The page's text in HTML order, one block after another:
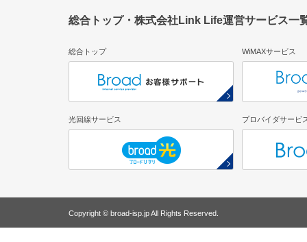
総合トップ・株式会社Link Life運営サービス一
総合トップ WiMAXサービス
光回線サービス プロバイダサービ
Copyright © broad-isp.jp All Rights Reserved.